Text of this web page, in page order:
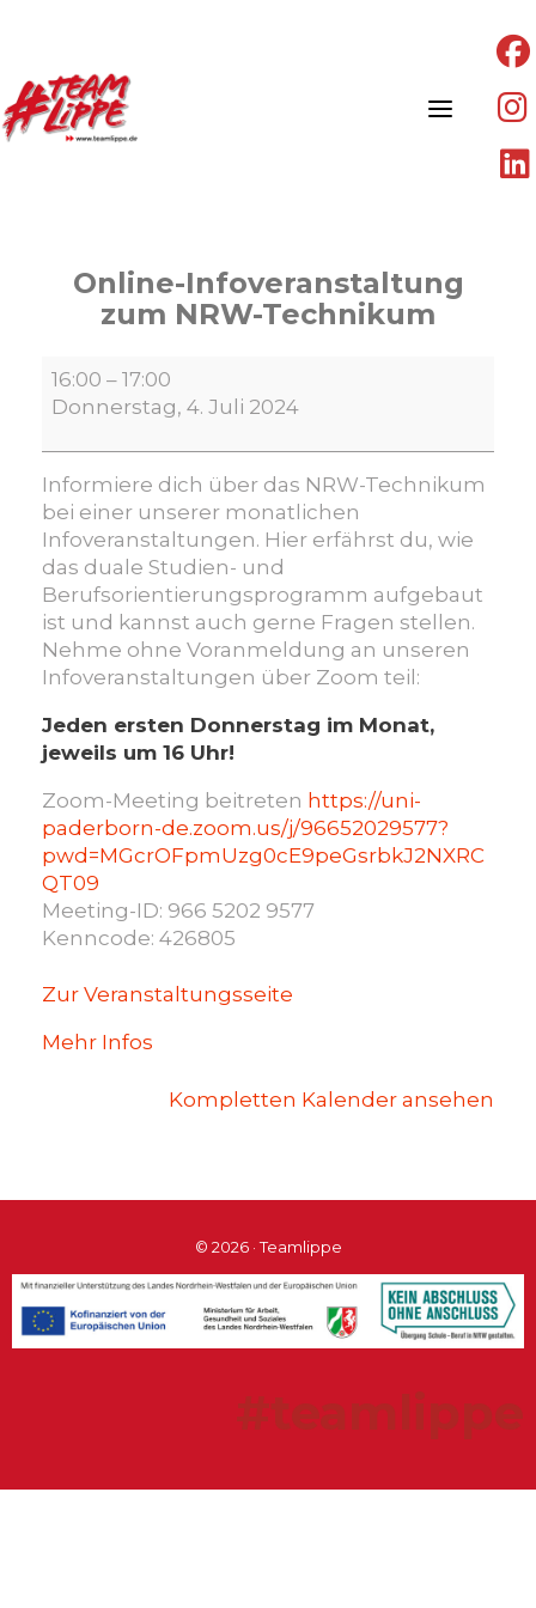
Online-Infoveranstaltung
zum NRW-Technikum
Online-
Infoveranstaltung
NRW-
Technikum
16:00 – 17:00
Donnerstag, 4. Juli 2024
Informiere dich über das NRW-Technikum
bei einer unserer monatlichen
Infoveranstaltungen. Hier erfährst du, wie
das duale Studien- und
Berufsorientierungsprogramm aufgebaut
ist und kannst auch gerne Fragen stellen.
Nehme ohne Voranmeldung an unseren
Infoveranstaltungen über Zoom teil:
Jeden ersten Donnerstag im Monat,
jeweils um 16 Uhr!
Zoom-Meeting beitreten https://uni-
paderborn-de.zoom.us/j/96652029577?
pwd=MGcrOFpmUzg0cE9peGsrbkJ2NXRC
QT09
Meeting-ID: 966 5202 9577
Kenncode: 426805
Zur Veranstaltungsseite
Mehr Infos
Kompletten Kalender ansehen
© 2026 · Teamlippe
#teamlippe